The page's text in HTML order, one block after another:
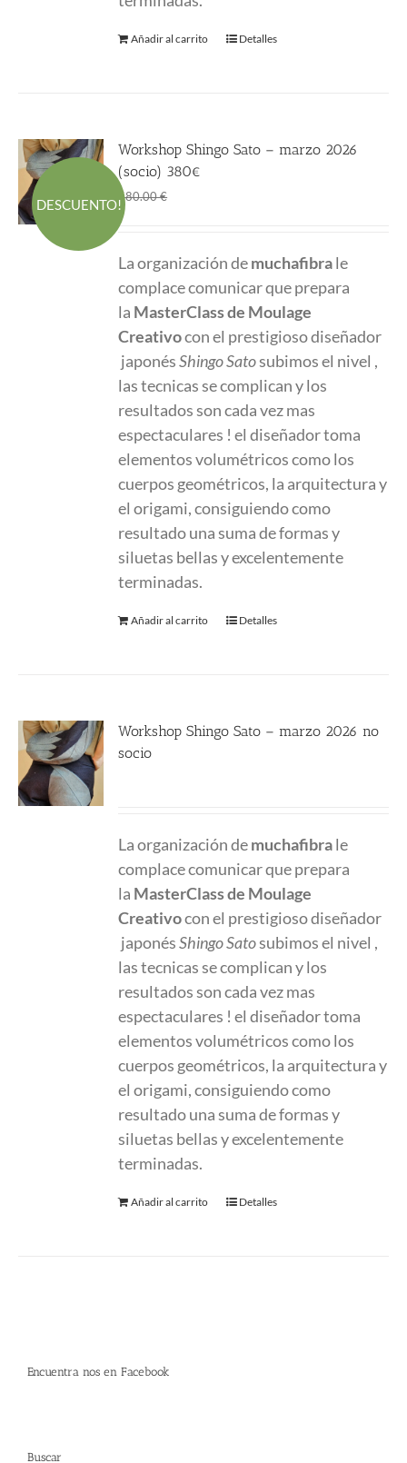
Añadir al carrito Detalles
DESCUENTO!
Workshop Shingo Sato – marzo 2026
(socio) 380€
580.00€
era:
580.00 €.
es:
380.00 €.
La organización demuchafibrale
complace comunicar que prepara
la MasterClassde Moulage
Creativocon el prestigioso diseñador
japonésShingo Satosubimos el nivel ,
las tecnicas se complican y los
resultados son cada vez mas
espectaculares ! el diseñador toma
elementos volumétricos como los
cuerpos geométricos, la arquitectura y
el origami, consiguiendo como
resultado una suma de formas y
siluetas bellas y excelentemente
terminadas.
Añadir al carrito Detalles
Workshop Shingo Sato – marzo 2026 no
socio
La organización demuchafibrale
complace comunicar que prepara
la MasterClassde Moulage
Creativocon el prestigioso diseñador
japonésShingo Satosubimos el nivel ,
las tecnicas se complican y los
resultados son cada vez mas
espectaculares ! el diseñador toma
elementos volumétricos como los
cuerpos geométricos, la arquitectura y
el origami, consiguiendo como
resultado una suma de formas y
siluetas bellas y excelentemente
terminadas.
Añadir al carrito Detalles
Encuentra nos en Facebook
Buscar